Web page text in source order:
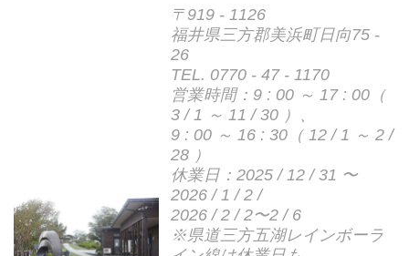
〒919 - 1126
福井県三方郡美浜町日向75 -
26
TEL. 0770 - 47 - 1170
営業時間：9 : 00 ～ 17 : 00（
3 / 1 ～ 11 / 30 ）、
9 : 00 ～ 16 : 30（ 12 / 1 ～ 2 /
28 ）
休業日：2025 / 12 / 31 〜
2026 / 1 / 2 /
2026 / 2 / 2〜2 / 6
※県道三方五湖レインボーラ